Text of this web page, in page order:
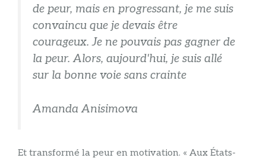
de peur, mais en progressant, je me suis
convaincu que je devais être
courageux. Je ne pouvais pas gagner de
la peur. Alors, aujourd'hui, je suis allé
sur la bonne voie sans crainte
Amanda Anisimova
Et transformé la peur en motivation. « Aux États-